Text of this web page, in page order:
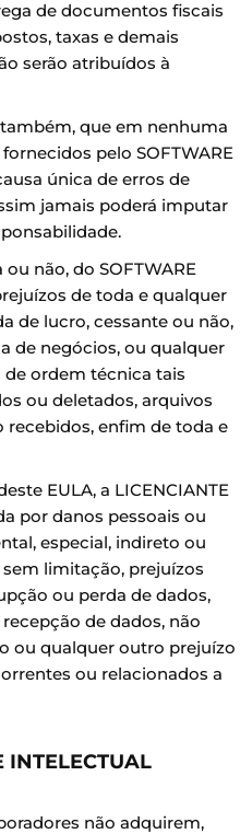
de documentos fiscais
taxas e demais
serão atribuídos à
que em nenhuma
pelo SOFTWARE
única de erros de
jamais poderá imputar
não, do SOFTWARE
de toda e qualquer
de lucro, cessante ou não,
de negócios, ou qualquer
de ordem técnica tais
ou deletados, arquivos
enfim de toda e
EULA, a LICENCIANTE
por danos pessoais ou
especial, indireto ou
limitação, prejuízos
ou perda de dados,
de dados, não
ou qualquer outro prejuízo
ou relacionados a
INTELECTUAL
não adquirem,